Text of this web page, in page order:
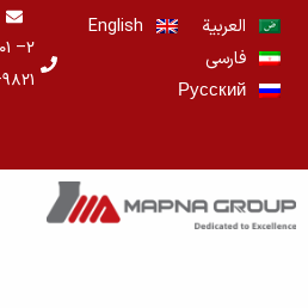
تخطي
المحتوى
العربية
English
فارسی
Русский
۹۸۲۱+